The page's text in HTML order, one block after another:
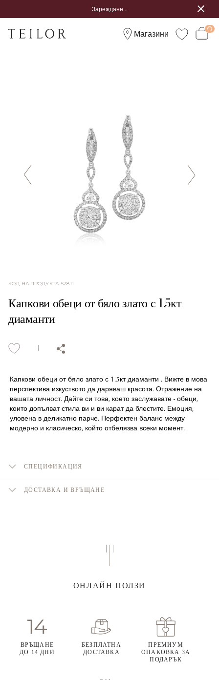
Зареждане...
Магазини
КОД НА ПРОДУКТА:52811
Капкови обеци от бяло злато с 1.5кт
диаманти
Капкови обеци от бяло злато с 1.5кт диаманти . Вижте в мова
перспектива изкуството да даряваш красота. Отражение на
вашата личност. Дайте си това, което заслужавате - обеци,
които допълват стила ви и ви карат да блестите. Емоция,
уловена в деликатно парче. Перфектен баланс между
модерно и класическо, който отбелязва всеки момент.
СПЕЦИФИКАЦИЯ
ДОСТАВКА И ВРЪЩАНЕ
ОНЛАЙН ПОЛЗИ
ВРЪЩАНЕ
ДО 14 ДНИ
БЕЗПЛАТНА
ДОСТАВКА
ПРЕМИУМ
ОПАКОВКА ЗА
ПОДАРЪК